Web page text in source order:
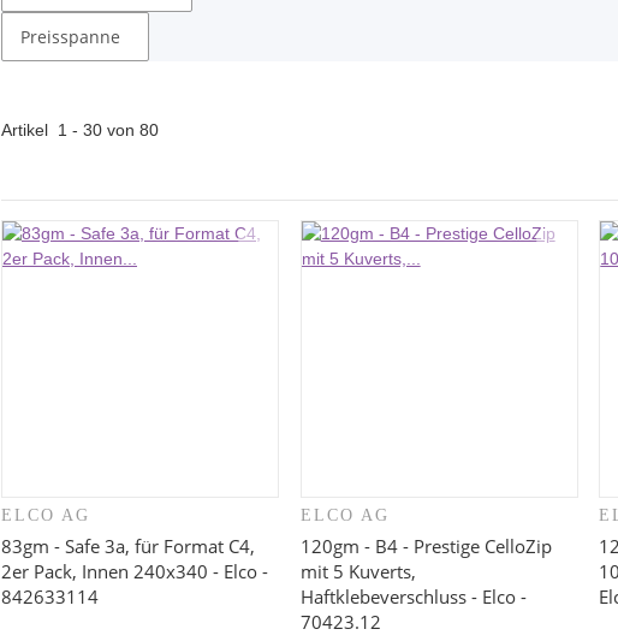
Preisspanne
Artikel 1 - 30 von 80
ELCO AG
83gm - Safe 3a, für Format C4,
2er Pack, Innen 240x340 - Elco -
842633114
ELCO AG
120gm - B4 - Prestige CelloZip
mit 5 Kuverts,
Haftklebeverschluss - Elco -
70423.12